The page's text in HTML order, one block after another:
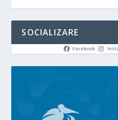
SOCIALIZARE
Facebook